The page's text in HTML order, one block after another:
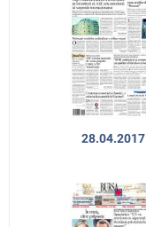
28.04.2017